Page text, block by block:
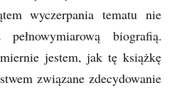
wyczerpania tematu nie
biografią.
jestem, jak tę książkę
związane zdecydowanie